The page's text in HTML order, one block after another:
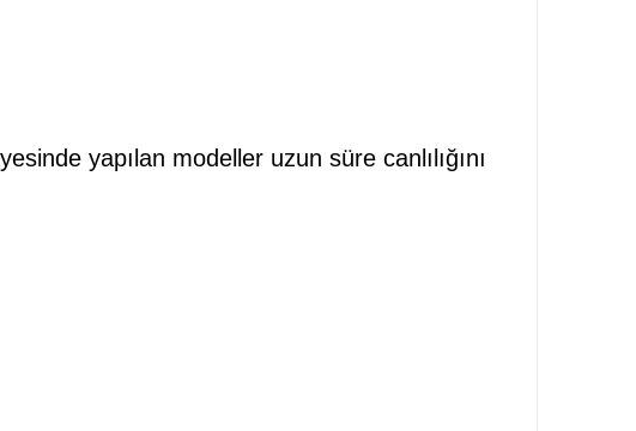
yapılan modeller uzun süre canlılığını